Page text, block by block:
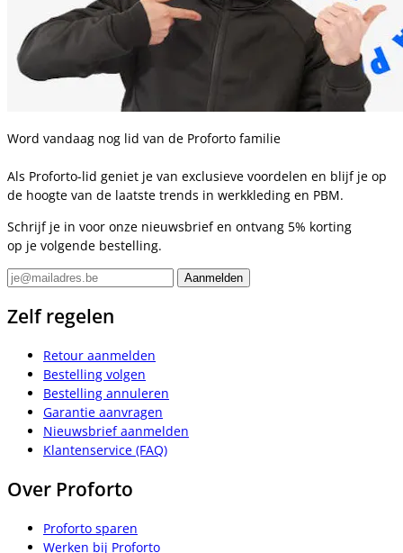
Word vandaag nog lid van de Proforto familie
Als Proforto-lid geniet je van exclusieve voordelen en blijf je op
de hoogte van de laatste trends in werkkleding en PBM.
Schrijf je in voor onze nieuwsbrief en ontvang 5% korting
op je volgende bestelling.
Zelf regelen
Retour aanmelden
Bestelling volgen
Bestelling annuleren
Garantie aanvragen
Nieuwsbrief aanmelden
Klantenservice (FAQ)
Over Proforto
Proforto sparen
Werken bij Proforto